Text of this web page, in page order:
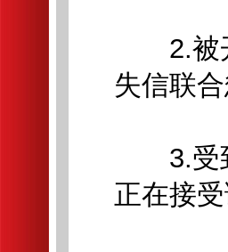
2.被开
失信联
3.受到
正在接